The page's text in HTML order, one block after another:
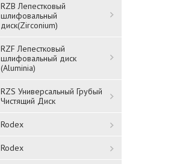
RZB Лепестковый
шлифовальный
диск(Zirconium)
RZF Лепестковый
шлифовальный диск
(Aluminia)
RZS Универсальный Грубый
Чистящий Диск
Rodex
Rodex